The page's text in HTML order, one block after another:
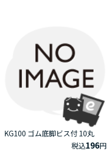
KG100 ゴム底脚ビス付 10丸
税込196円